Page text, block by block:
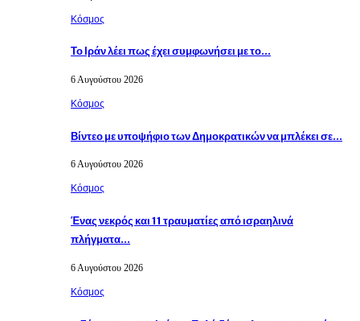
Κόσμος
Το Ιράν λέει πως έχει συμφωνήσει με το…
6 Αυγούστου 2026
Κόσμος
Βίντεο με υποψήφιο των Δημοκρατικών να μπλέκει σε…
6 Αυγούστου 2026
Κόσμος
Ένας νεκρός και 11 τραυματίες από ισραηλινά
πλήγματα…
6 Αυγούστου 2026
Κόσμος